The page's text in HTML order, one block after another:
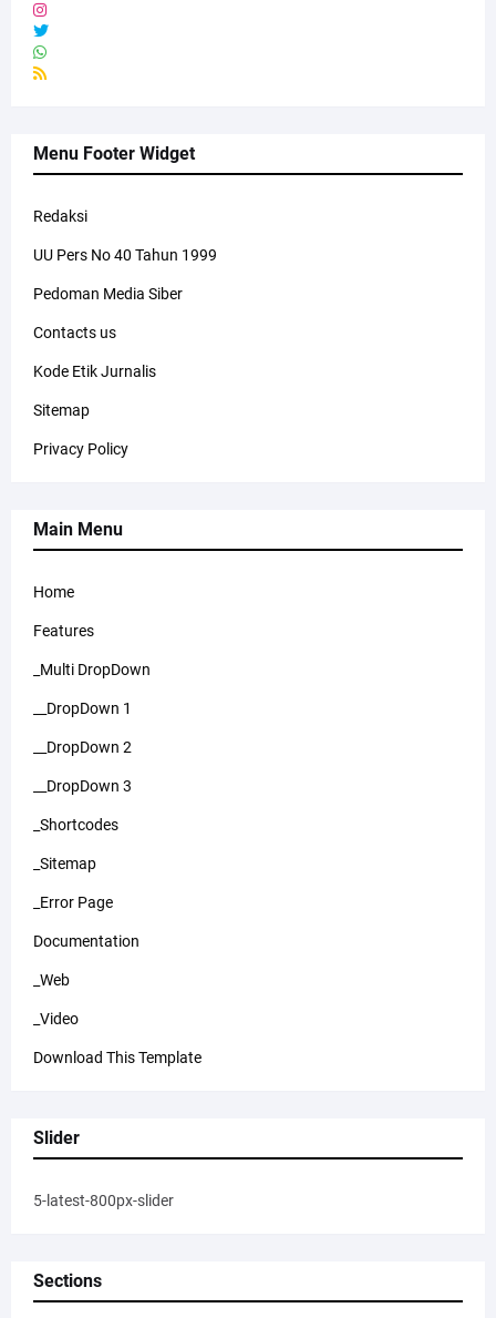
Menu Footer Widget
Redaksi
UU Pers No 40 Tahun 1999
Pedoman Media Siber
Contacts us
Kode Etik Jurnalis
Sitemap
Privacy Policy
Main Menu
Home
Features
_Multi DropDown
__DropDown 1
__DropDown 2
__DropDown 3
_Shortcodes
_Sitemap
_Error Page
Documentation
_Web
_Video
Download This Template
Slider
5-latest-800px-slider
Sections